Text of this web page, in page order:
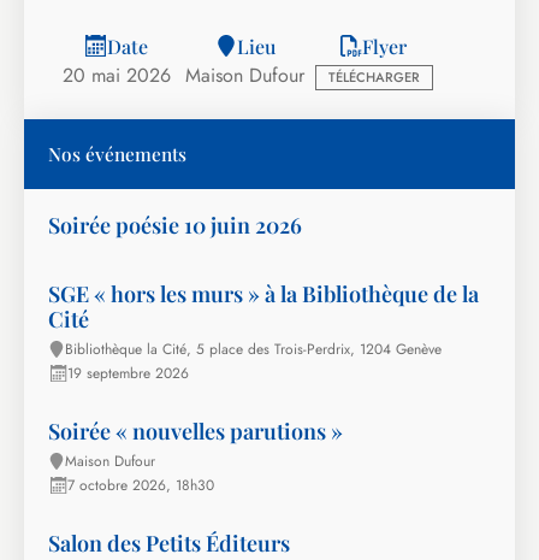
Date
20 mai 2026
Lieu
Maison Dufour
Flyer
TÉLÉCHARGER
Nos événements
Soirée poésie 10 juin 2026
SGE « hors les murs » à la Bibliothèque de la
Cité
Bibliothèque la Cité, 5 place des Trois-Perdrix, 1204 Genève
19 septembre 2026
Soirée « nouvelles parutions »
Maison Dufour
7 octobre 2026, 18h30
Salon des Petits Éditeurs